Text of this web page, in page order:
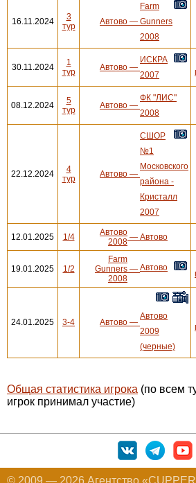
16.11.2024
3
тур
Автово —
Farm
Gunners
2008
30.11.2024
1
тур
Автово —
ИСКРА
2007
08.12.2024
5
тур
Автово —
ФК "ЛИС"
2008
22.12.2024
4
тур
Автово —
СШОР
№1
Московского
района -
Кристалл
2007
12.01.2025 1/4
Автово
2008 — Автово
19.01.2025 1/2
Farm
Gunners
2008
— Автово
24.01.2025 3-4 Автово —
Автово
2009
(черные)
Общая статистика игрока (по всем
игрок принимал участие)
© 2009 — 2026 Агентство